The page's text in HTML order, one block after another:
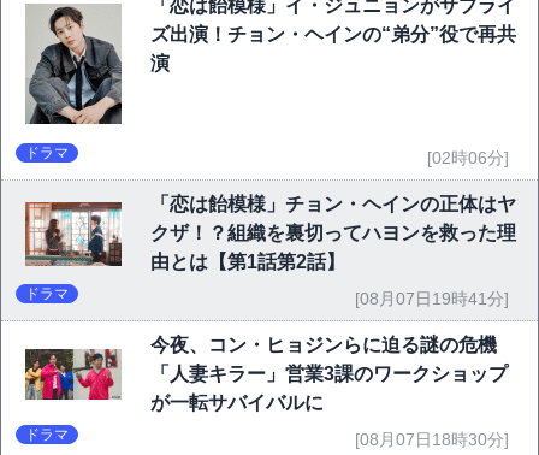
「恋は飴模様」イ・ジュニョンがサプライ
ズ出演！チョン・ヘインの“弟分”役で再共
演
ドラマ [02時06分]
「恋は飴模様」チョン・ヘインの正体はヤ
クザ！？組織を裏切ってハヨンを救った理
由とは【第1話第2話】
ドラマ [08月07日19時41分]
今夜、コン・ヒョジンらに迫る謎の危機
「人妻キラー」営業3課のワークショップ
が一転サバイバルに
ドラマ [08月07日18時30分]